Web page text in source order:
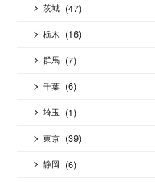
茨城 (47)
栃木 (16)
群馬 (7)
千葉 (6)
埼玉 (1)
東京 (39)
静岡 (6)